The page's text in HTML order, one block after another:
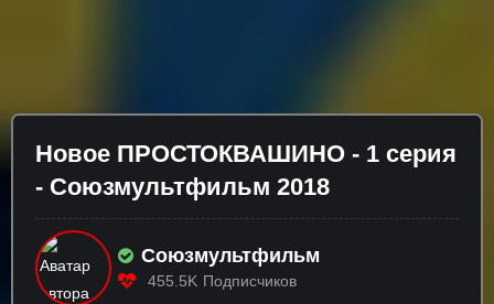
Новое ПРОСТОКВАШИНО - 1 серия
- Союзмультфильм 2018
Союзмультфильм
455.5K Подписчиков